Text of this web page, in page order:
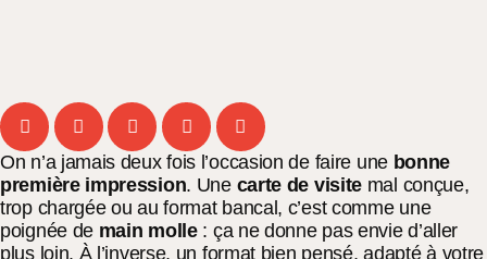
On n’a jamais deux fois l’occasion de faire une bonne
première impression. Une carte de visite mal conçue,
trop chargée ou au format bancal, c’est comme une
poignée de main molle: ça ne donne pas envie d’aller
plus loin. À l’inverse, un format bien pensé, adapté à votre